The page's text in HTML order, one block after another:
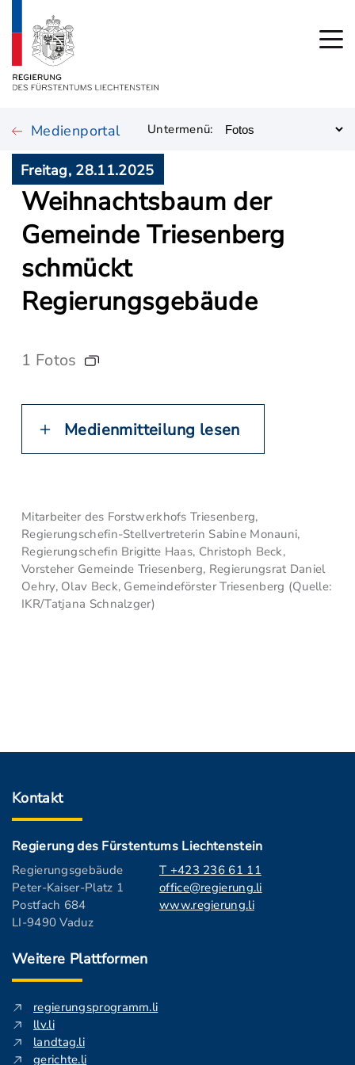
Medienportal Untermenü:
Freitag, 28.11.2025
Weihnachtsbaum der
Gemeinde Triesenberg
schmückt
Regierungsgebäude
1 Fotos
Medienmitteilung lesen
Mitarbeiter des Forstwerkhofs Triesenberg,
Regierungschefin-Stellvertreterin Sabine Monauni,
Regierungschefin Brigitte Haas, Christoph Beck,
Vorsteher Gemeinde Triesenberg, Regierungsrat Daniel
Oehry, Olav Beck, Gemeindeförster Triesenberg (Quelle:
IKR/Tatjana Schnalzger)
Kontakt
Regierung des Fürstentums Liechtenstein
Regierungsgebäude
Peter-Kaiser-Platz 1
Postfach 684
LI-9490 Vaduz
T +423 236 61 11
office@regierung.li
www.regierung.li
Weitere Plattformen
regierungsprogramm.li
llv.li
landtag.li
gerichte.li